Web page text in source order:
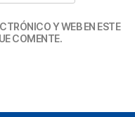
Y WEB EN ESTE
COMENTE.